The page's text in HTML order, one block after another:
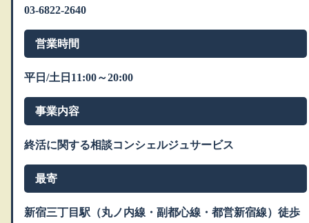
03-6822-2640
営業時間
平日/土日11:00～20:00
事業内容
終活に関する相談コンシェルジュサービス
最寄
新宿三丁目駅（丸ノ内線・副都心線・都営新宿線）徒歩